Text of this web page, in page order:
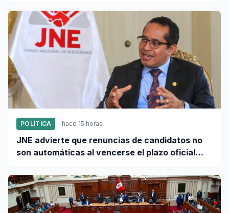
POLÍTICA hace 15 horas
JNE advierte que renuncias de candidatos no
son automáticas al vencerse el plazo oficial